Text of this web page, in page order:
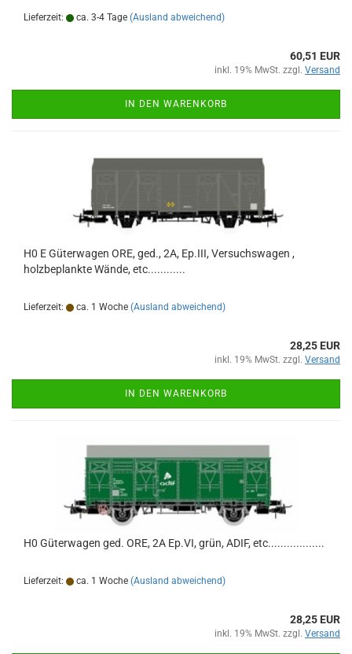
Lieferzeit: ca. 3-4 Tage (Ausland abweichend)
60,51 EUR
inkl. 19% MwSt. zzgl. Versand
IN DEN WARENKORB
H0 E Güterwagen ORE, ged., 2A, Ep.III, Versuchswagen ,
holzbeplankte Wände, etc............
Lieferzeit: ca. 1 Woche (Ausland abweichend)
28,25 EUR
inkl. 19% MwSt. zzgl. Versand
IN DEN WARENKORB
H0 Güterwagen ged. ORE, 2A Ep.VI, grün, ADIF, etc..................
Lieferzeit: ca. 1 Woche (Ausland abweichend)
28,25 EUR
inkl. 19% MwSt. zzgl. Versand